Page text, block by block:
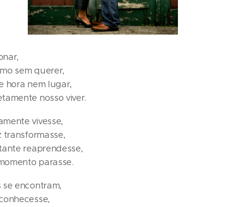
sem querer,
hora nem lugar,
nosso viver.
vivesse,
transformasse,
reaprendesse,
parasse.
encontram,